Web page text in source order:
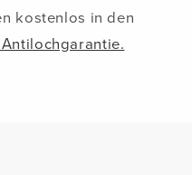
kostenlos in den